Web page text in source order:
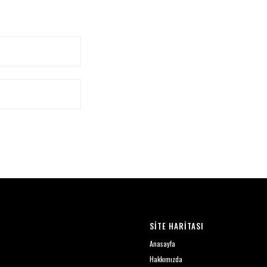
SİTE HARİTASI
Anasayfa
Hakkımızda